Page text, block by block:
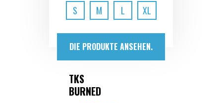
S
M L XL
DIE PRODUKTE ANSEHEN.
TKS
BURNED